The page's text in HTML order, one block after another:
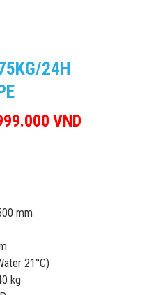
24H
VND
mm
21°C)
kg